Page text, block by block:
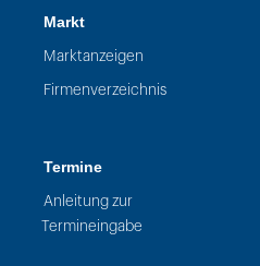
Markt
Marktanzeigen
Firmenverzeichnis
Termine
Anleitung zur
Termineingabe